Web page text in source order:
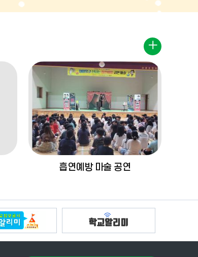
흡연예방 마술 공연